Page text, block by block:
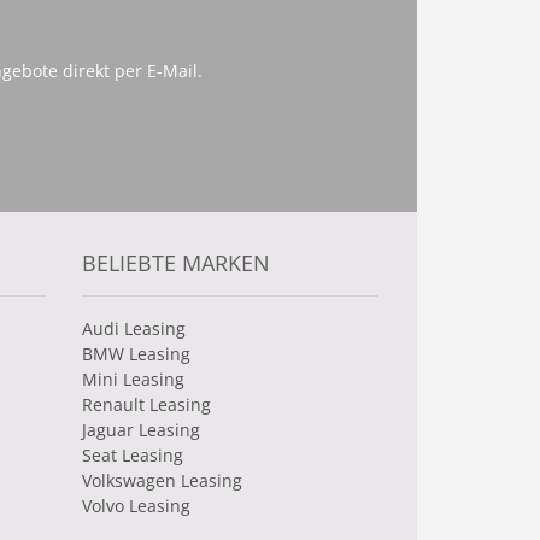
direkt per E-Mail.
BELIEBTE MARKEN
Audi Leasing
BMW Leasing
Mini Leasing
Renault Leasing
Jaguar Leasing
Seat Leasing
Volkswagen Leasing
Volvo Leasing